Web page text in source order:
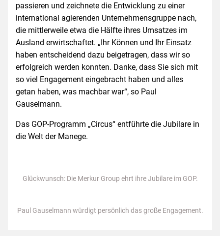
Glückwunsch: Die Merkur Group ehrt ihre Jubilare im GOP.
Paul Gauselmann würdigt persönlich das große Engagement.
passieren und zeichnete die Entwicklung zu einer
international agierenden Unternehmensgruppe nach,
die mittlerweile etwa die Hälfte ihres Umsatzes im
Ausland erwirtschaftet. „Ihr Können und Ihr Einsatz
haben entscheidend dazu beigetragen, dass wir so
erfolgreich werden konnten. Danke, dass Sie sich mit
so viel Engagement eingebracht haben und alles
getan haben, was machbar war“, so Paul
Gauselmann.
Das GOP-Programm „Circus“ entführte die Jubilare in
die Welt der Manege.